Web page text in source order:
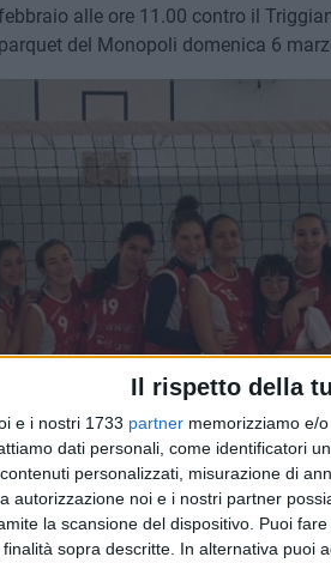
Il rispetto della
e i nostri 1733 partner memorizziamo e/
dati personali, come identificatori
personalizzati, misurazione di
autorizzazione noi e i nostri partner
la scansione del dispositivo. Puoi
finalità sopra descritte. In alternativa puoi
alle ore 11.00 contro il
del Monopoli domenica 6